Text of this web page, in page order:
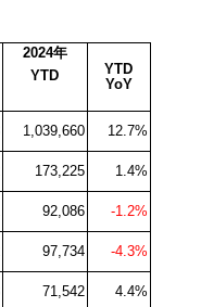
2024年
YTD
YoY
YTD
1,039,660 12.7%
173,225 1.4%
92,086 -1.2%
97,734
-4.3%
71,542
4.4%